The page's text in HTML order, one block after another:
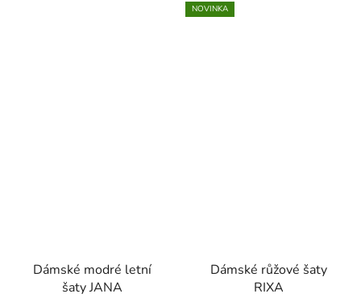
Dámské modré letní
šaty JANA
NOVINKA
Dámské růžové šaty
RIXA